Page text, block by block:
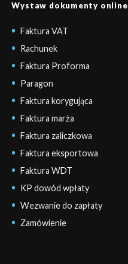
Wystaw dokumenty online
Faktura VAT
Rachunek
Faktura Proforma
Paragon
Faktura korygująca
Faktura marża
Faktura zaliczkowa
Faktura eksportowa
Faktura WDT
KP dowód wpłaty
Wezwanie do zapłaty
Zamówienie